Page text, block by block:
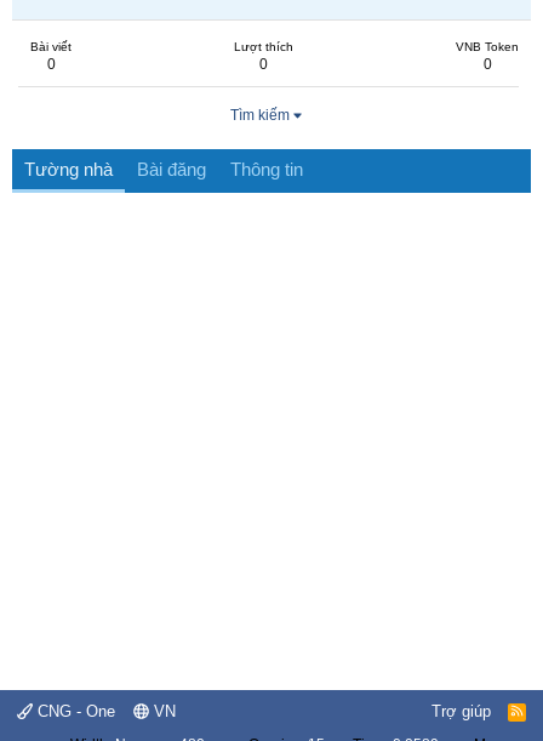
Bài viết
0
Lượt thích
0
VNB Token
0
Tìm kiếm
Tường nhà Bài đăng Thông tin
CNG - One VN Trợ giúp
R